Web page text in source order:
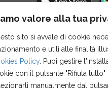
valore alla tua
sito si avvale di cookie
e utili alle finalità
Policy. Puoi gestire
con il pulsante "Rifiuta
manualmente dal
sito|Credits|
Archivio News|